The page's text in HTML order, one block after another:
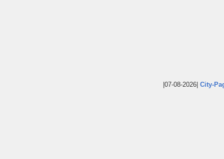
|07-08-2026| City-